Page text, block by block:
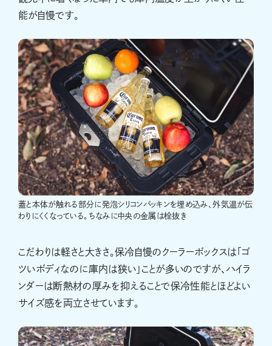
能が自慢です。
蓋と本体が触れる部分に発泡シリコンパッキンを埋め込み、外気温が伝
わりにくくなっている。ちなみに中央の金属は栓抜き
こだわりは軽さと大きさ。保冷自慢のクーラーボックスは「ゴ
ツいボディなのに庫内は狭い」ことが多いのですが、ハイラ
ンダーは断熱材の厚みを抑えることで保冷性能とほどよい
サイズ感を両立させています。